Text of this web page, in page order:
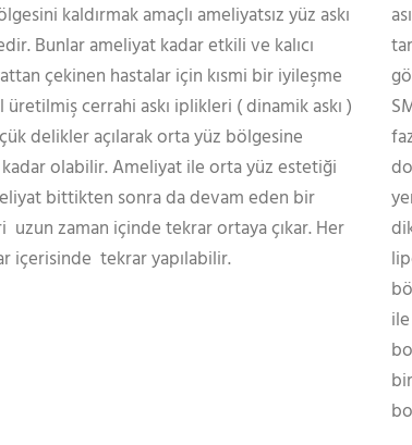
kaldırmak amaçlı ameliyatsız yüz askı
Bunlar ameliyat kadar etkili ve kalıcı
çekinen hastalar için kısmi bir iyileşme
üretilmiş cerrahi askı iplikleri ( dinamik askı )
delikler açılarak orta yüz bölgesine
kadar olabilir. Ameliyat ile orta yüz estetiği
bittikten sonra da devam eden bir
zaman içinde tekrar ortaya çıkar. Her
içerisinde tekrar yapılabilir.